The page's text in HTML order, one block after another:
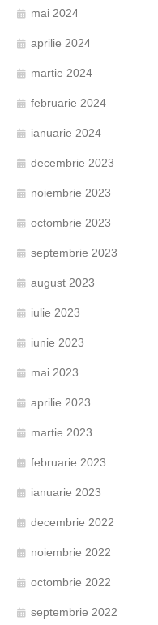
mai 2024
aprilie 2024
martie 2024
februarie 2024
ianuarie 2024
decembrie 2023
noiembrie 2023
octombrie 2023
septembrie 2023
august 2023
iulie 2023
iunie 2023
mai 2023
aprilie 2023
martie 2023
februarie 2023
ianuarie 2023
decembrie 2022
noiembrie 2022
octombrie 2022
septembrie 2022